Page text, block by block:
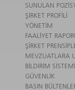
SUNULAN
ŞIRKET PROFILI
YÖNETIM
FAALIYET
ŞIRKET
MEVZUATLARA
BILDIRIM SISTEMI
GÜVENLIK
BASIN